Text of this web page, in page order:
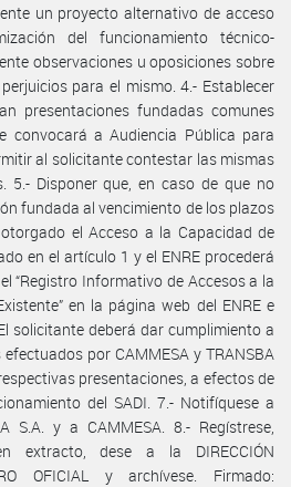
un proyecto alternativo de acceso
del funcionamiento técnico-
observaciones u oposiciones sobre
para el mismo. 4.- Establecer
presentaciones fundadas comunes
convocará a Audiencia Pública para
al solicitante contestar las mismas
5.- Disponer que, en caso de que no
fundada al vencimiento de los plazos
el Acceso a la Capacidad de
en el artículo 1 y el ENRE procederá
“Registro Informativo de Accesos a la
en la página web del ENRE e
solicitante deberá dar cumplimiento a
por CAMMESA y TRANSBA
presentaciones, a efectos de
del SADI. 7.- Notifíquese a
S.A. y a CAMMESA. 8.- Regístrese,
extracto, dese a la DIRECCIÓN
OFICIAL y archívese. Firmado: